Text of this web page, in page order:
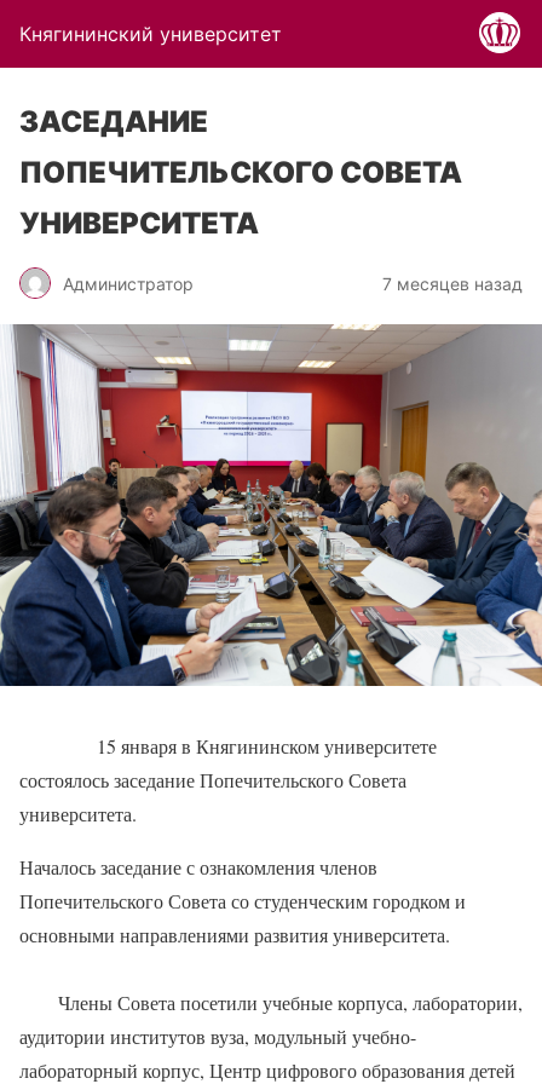
Княгининский университет
ЗАСЕДАНИЕ
ПОПЕЧИТЕЛЬСКОГО СОВЕТА
УНИВЕРСИТЕТА
Администратор 7 месяцев назад
15 января в Княгининском университете
состоялось заседание Попечительского Совета
университета.
Началось заседание с ознакомления членов
Попечительского Совета со студенческим городком и
основными направлениями развития университета.
Члены Совета посетили учебные корпуса, лаборатории,
аудитории институтов вуза, модульный учебно-
лабораторный корпус, Центр цифрового образования детей